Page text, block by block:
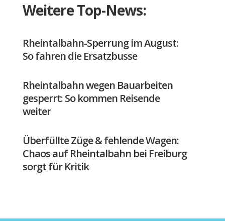
Weitere Top-News:
Rheintalbahn-Sperrung im August:
So fahren die Ersatzbusse
Rheintalbahn wegen Bauarbeiten
gesperrt: So kommen Reisende
weiter
Überfüllte Züge & fehlende Wagen:
Chaos auf Rheintalbahn bei Freiburg
sorgt für Kritik